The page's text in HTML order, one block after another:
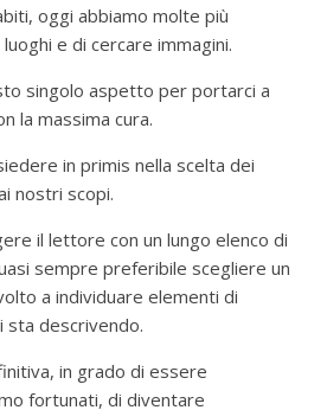
oggi abbiamo molte più
e di cercare immagini.
singolo aspetto per portarci a
la massima cura.
in primis nella scelta dei
nostri scopi.
il lettore con un lungo elenco di
sempre preferibile scegliere un
a individuare elementi di
sta descrivendo.
in grado di essere
fortunati, di diventare